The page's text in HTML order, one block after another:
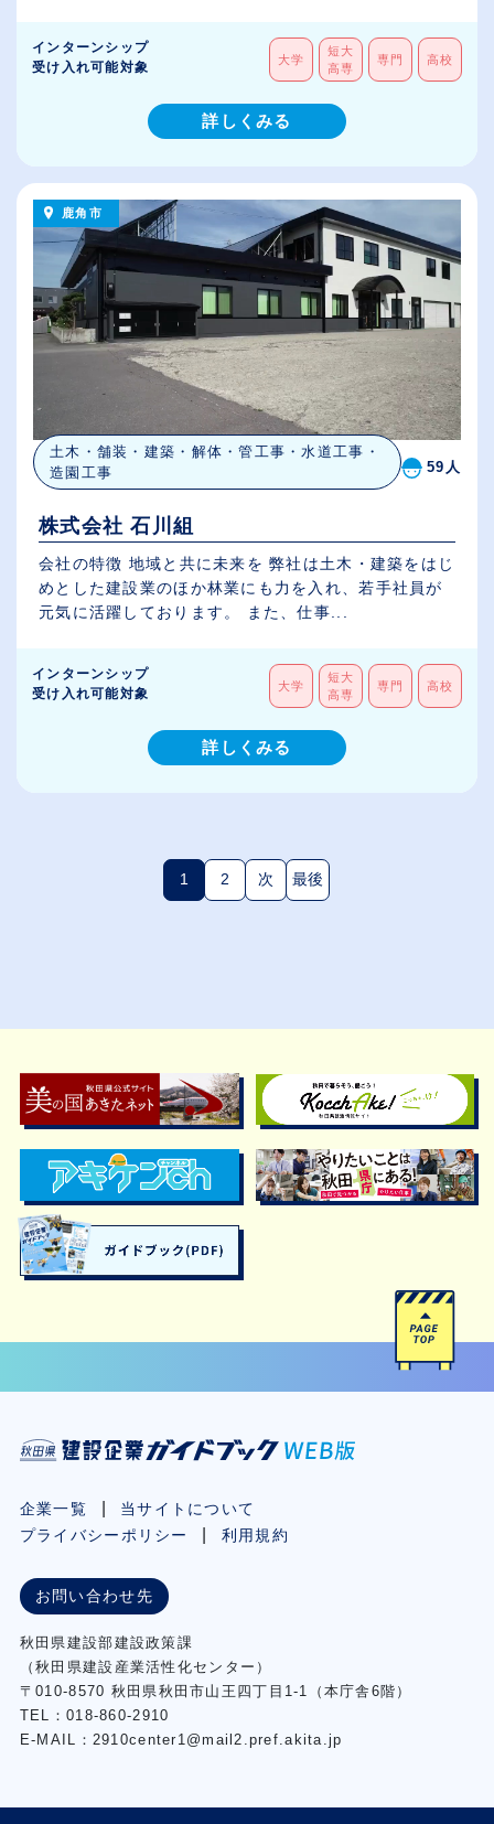
インターンシップ
受け入れ可能対象
大学
短大
高専
専門 高校
詳しくみる
鹿角市
土木・舗装・建築・解体・管工事・水道工事・
造園工事
59人
株式会社 石川組
会社の特徴 地域と共に未来を 弊社は土木・建築をはじ
めとした建設業のほか林業にも力を入れ、若手社員が
元気に活躍しております。 また、仕事...
インターンシップ
受け入れ可能対象
大学
短大
高専
専門 高校
詳しくみる
1(現在のページ)
2 次 最後
企業一覧
当サイトについて
プライバシーポリシー
利用規約
お問い合わせ先
秋⽥県建設部建設政策課
（秋⽥県建設産業活性化センター）
〒010-8570 秋田県秋田市⼭王四丁⽬1-1（本庁舎6階）
TEL：018-860-2910
E-MAIL：2910center1@mail2.pref.akita.jp